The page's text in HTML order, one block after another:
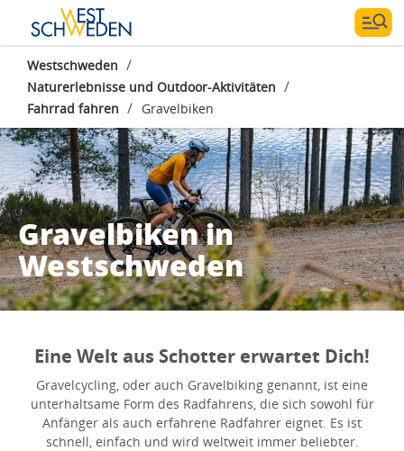
Westschweden /
Naturerlebnisse und Outdoor-Aktivitäten /
Fahrrad fahren / Gravelbiken
Gravelbiken in
Westschweden
Eine Welt aus Schotter erwartet Dich!
Gravelcycling, oder auch Gravelbiking genannt, ist eine
unterhaltsame Form des Radfahrens, die sich sowohl für
Anfänger als auch erfahrene Radfahrer eignet. Es ist
schnell, einfach und wird weltweit immer beliebter.